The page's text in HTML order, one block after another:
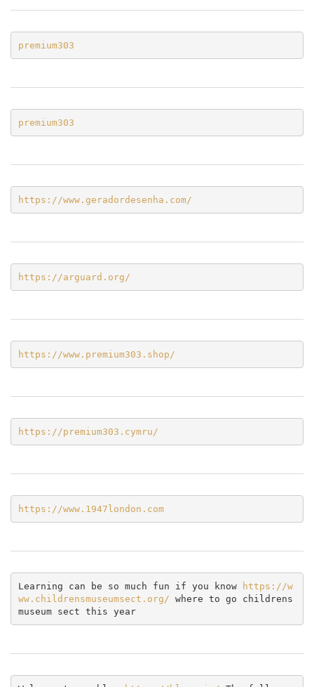
premium303
premium303
https://www.geradordesenha.com/
https://arguard.org/
https://www.premium303.shop/
https://premium303.cymru/
https://www.1947london.com
Learning can be so much fun if you know
https://w
ww.childrensmuseumsect.org/ where to go childrens
museum sect this year